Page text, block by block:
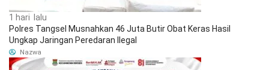
1 hari lalu
Polres Tangsel Musnahkan 46 Juta Butir Obat Keras Hasil
Ungkap Jaringan Peredaran Ilegal
Nazwa